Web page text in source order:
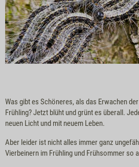
Was gibt es Schöneres, als das Erwachen
Frühling? Jetzt blüht und grünt es überall.
neuen Licht und mit neuem Leben.
Aber leider ist nicht alles immer ganz
Vierbeinern im Frühling und Frühsommer so